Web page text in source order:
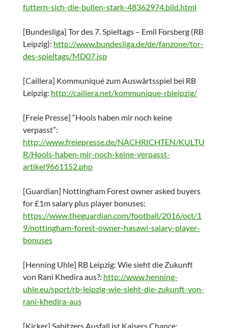
futtern-sich-die-bullen-stark-48362974.bild.html
[Bundesliga] Tor des 7. Spieltags – Emil Forsberg (RB
Leipzig): http://www.bundesliga.de/de/fanzone/tor-
des-spieltags/MD07.jsp
[Caillera] Kommuniqué zum Auswärtsspiel bei RB
Leipzig: http://caillera.net/kommunique-rbleipzig/
[Freie Presse] “Hools haben mir noch keine
verpasst”:
http://www.freiepresse.de/NACHRICHTEN/KULTU
R/Hools-haben-mir-noch-keine-verpasst-
artikel9661152.php
[Guardian] Nottingham Forest owner asked buyers
for £1m salary plus player bonuses:
https://www.theguardian.com/football/2016/oct/1
9/nottingham-forest-owner-hasawi-salary-player-
bonuses
[Henning Uhle] RB Leipzig: Wie sieht die Zukunft
von Rani Khedira aus?: http://www.henning-
uhle.eu/sport/rb-leipzig-wie-sieht-die-zukunft-von-
rani-khedira-aus
[Kicker] Sabitzers Ausfall ist Kaisers Chance: